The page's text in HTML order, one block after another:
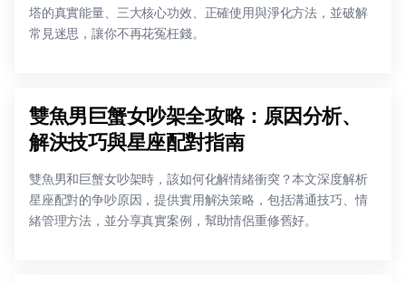
塔的真實能量、三大核心功效、正確使用與淨化方法，並破解
常見迷思，讓你不再花冤枉錢。
雙魚男巨蟹女吵架全攻略：原因分析、
解決技巧與星座配對指南
雙魚男和巨蟹女吵架時，該如何化解情緒衝突？本文深度解析
星座配對的争吵原因，提供實用解決策略，包括溝通技巧、情
緒管理方法，並分享真實案例，幫助情侶重修舊好。